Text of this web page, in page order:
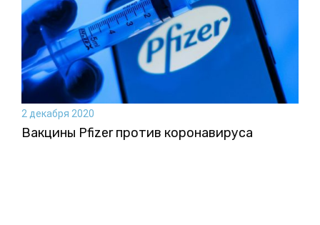
2 декабря 2020
Вакцины Pfizer против коронавируса